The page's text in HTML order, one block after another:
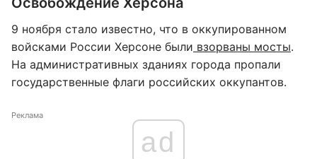
9 ноября стало известно, что в оккупированном
войсками России Херсоне были взорваны мосты.
На административных зданиях города пропали
государственные флаги российских оккупантов.
Реклама
ad